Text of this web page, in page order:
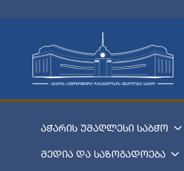
აჭარის უმაღლესი საბჭო
მედია და საზოგადოება